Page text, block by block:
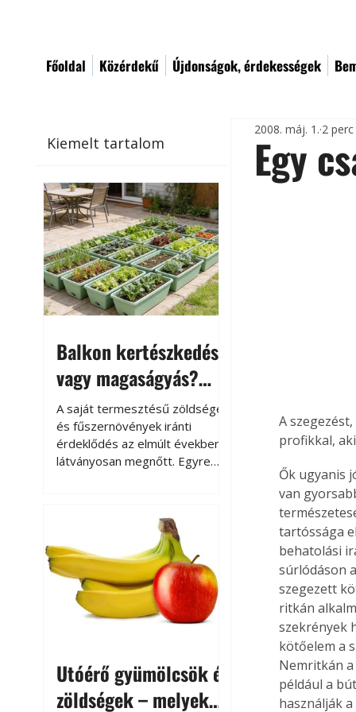
Főoldal Közérdekű Újdonságok, érdekességek
Kiemelt tartalom
Balkon kertészkedés
vagy magaságyás?
Helytakarékos
kertészkedés
A saját termesztésű zöldségek
és fűszernövények iránti
érdeklődés az elmúlt években
látványosan megnőtt. Egyre
kertészkedés sokak számára
kikapcsolódást és feltöltődést
is jelent.
Utóérő gyümölcsök és
zöldségek – melyek
Egy
2008. máj. 1. 2
A
profikkal,
Ők ugyanis
van
tartóssága
behatolási
súrlódáson
szegezett
ritkán
szekrények
kötőelem a
Nemritkán
például a
használják